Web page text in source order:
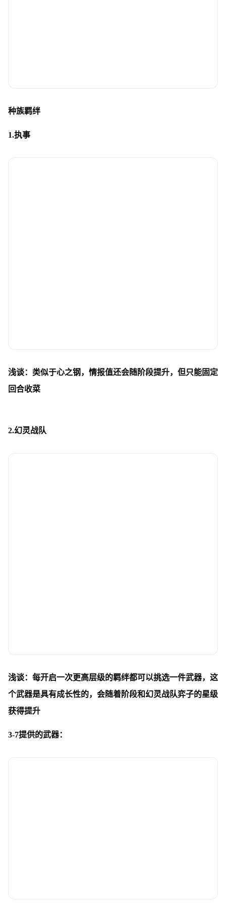
种族羁绊
1.执事
浅谈：类似于心之钢，情报值还会随阶段提升，但只能固定
回合收菜
2.幻灵战队
浅谈：每开启一次更高层级的羁绊都可以挑选一件武器，这
个武器是具有成长性的，会随着阶段和幻灵战队弈子的星级
获得提升
3-7提供的武器：